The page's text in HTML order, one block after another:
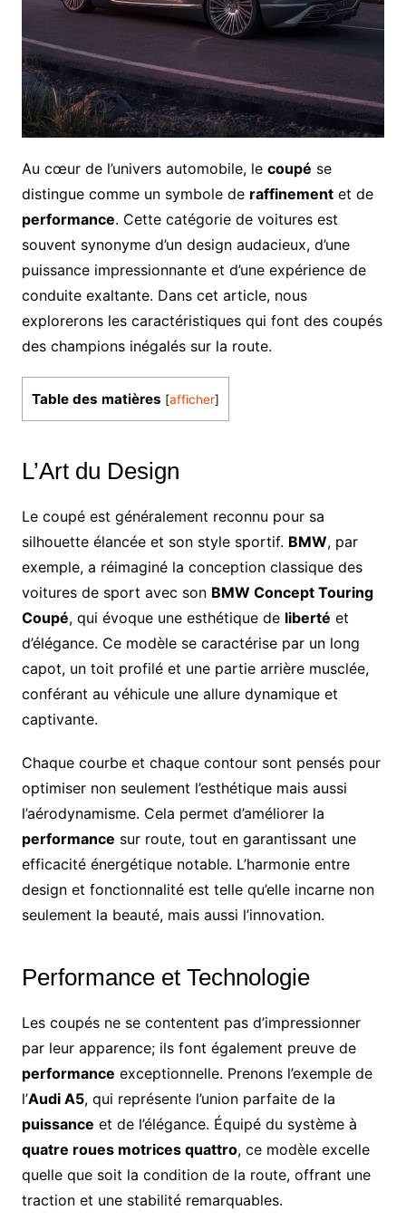
Au cœur de l’univers automobile, le coupé se
distingue comme un symbole de raffinementet de
performance. Cette catégorie de voitures est
souvent synonyme d’un design audacieux, d’une
puissance impressionnante et d’une expérience de
conduite exaltante. Dans cet article, nous
explorerons les caractéristiques qui font des coupés
des champions inégalés sur la route.
Table des matières [afficher]
L’Art du Design
Le coupé est généralement reconnu pour sa
silhouette élancée et son style sportif. BMW, par
exemple, a réimaginé la conception classique des
voitures de sport avec son BMW Concept Touring
Coupé, qui évoque une esthétique de liberté et
d’élégance. Ce modèle se caractérise par un long
capot, un toit profilé et une partie arrière musclée,
conférant au véhicule une allure dynamique et
captivante.
Chaque courbe et chaque contour sont pensés pour
optimiser non seulement l’esthétique mais aussi
l’aérodynamisme. Cela permet d’améliorer la
performance sur route, tout en garantissant une
efficacité énergétique notable. L’harmonie entre
design et fonctionnalité est telle qu’elle incarne non
seulement la beauté, mais aussi l’innovation.
Performance et Technologie
Les coupés ne se contentent pas d’impressionner
par leur apparence; ils font également preuve de
performance exceptionnelle. Prenons l’exemple de
l’Audi A5, qui représente l’union parfaite de la
puissance et de l’élégance. Équipé du système à
quatre roues motrices quattro, ce modèle excelle
quelle que soit la condition de la route, offrant une
traction et une stabilité remarquables.